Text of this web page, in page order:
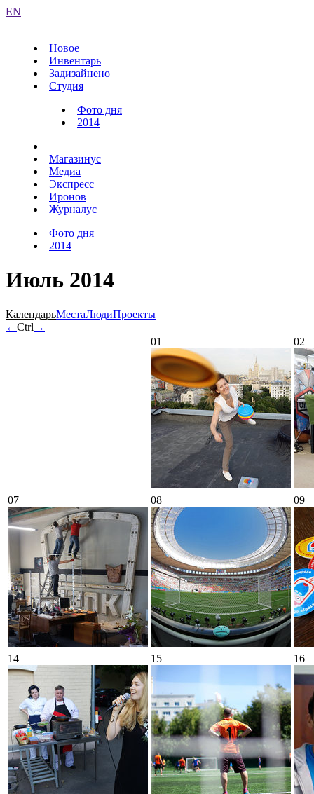
EN
Новое
Инвентарь
Задизайнено
Студия
Фото дня
2014
Магазинус
Медиа
Экспресс
Иронов
Журналус
Фото дня
2014
Июль 2014
КалендарьМестаЛюдиПроекты
←Ctrl →
01
02
07 08 09
14 15 16